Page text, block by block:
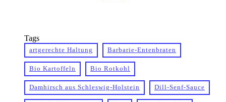
Tags
artgerechte Haltung Barbarie-Entenbraten
Bio Kartoffeln Bio Rotkohl
Damhirsch aus Schleswig-Holstein Dill-Senf-Sauce